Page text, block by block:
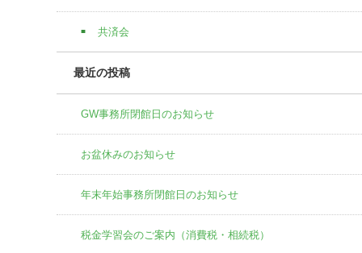
共済会
最近の投稿
GW事務所閉館日のお知らせ
お盆休みのお知らせ
年末年始事務所閉館日のお知らせ
税金学習会のご案内（消費税・相続税）